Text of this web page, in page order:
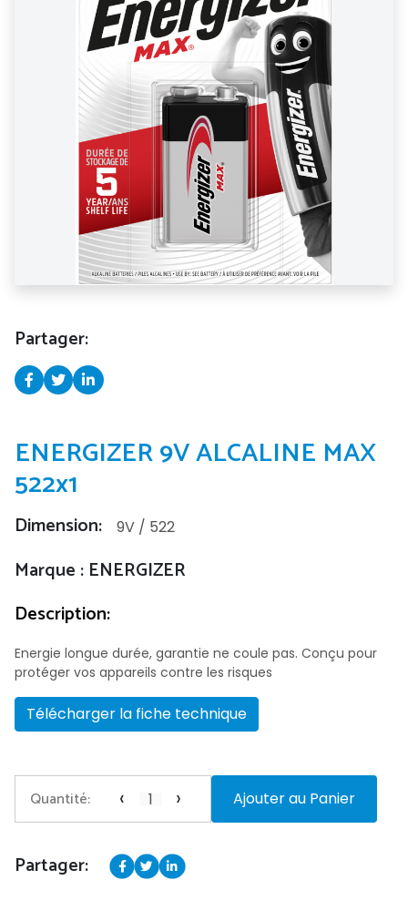
Partager:
ENERGIZER 9V ALCALINE MAX
522x1
Dimension: 9V / 522
Marque : ENERGIZER
Description:
Energie longue durée, garantie ne coule pas. Conçu pour
protéger vos appareils contre les risques
Télécharger la fiche technique
Quantité: ‹ › Ajouter au Panier
Partager: